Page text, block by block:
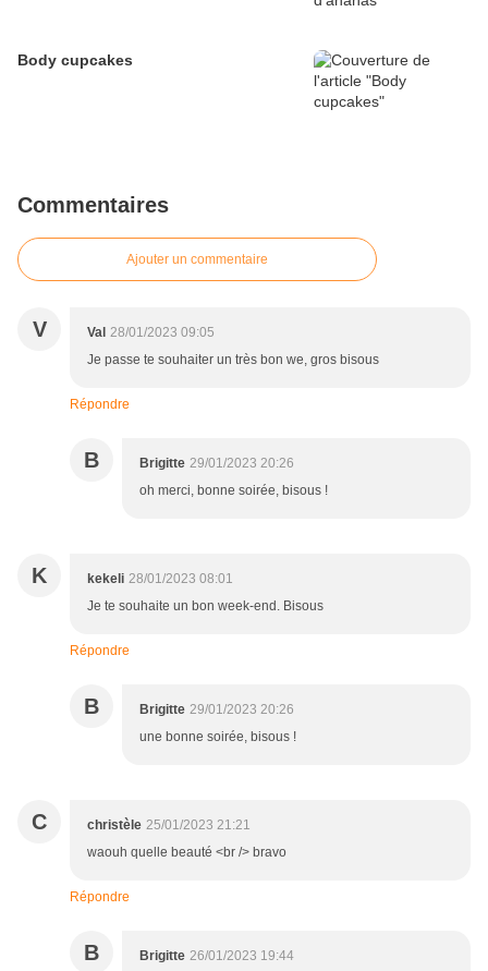
Body cupcakes
Commentaires
Ajouter un commentaire
V Val 28/01/2023 09:05
Je passe te souhaiter un très bon we, gros bisous
Répondre
B Brigitte 29/01/2023 20:26
oh merci, bonne soirée, bisous !
K kekeli 28/01/2023 08:01
Je te souhaite un bon week-end. Bisous
Répondre
B Brigitte 29/01/2023 20:26
une bonne soirée, bisous !
C christèle 25/01/2023 21:21
waouh quelle beauté <br /> bravo
Répondre
B Brigitte 26/01/2023 19:44